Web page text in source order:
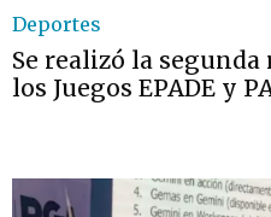
Deportes
Se realizó la
los Juegos EPADE y